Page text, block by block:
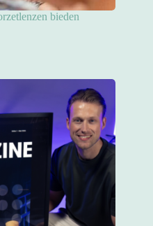
bieden